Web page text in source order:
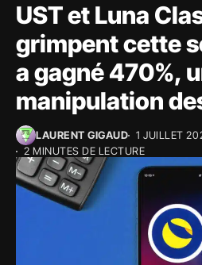
UST et Luna
grimpent cette
a gagné 470%,
manipulation
LAURENT GIGAUD
1 JUILLET
2 MINUTES DE LECTURE